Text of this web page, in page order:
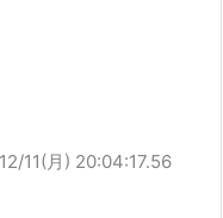
11(月) 20:04:17.56